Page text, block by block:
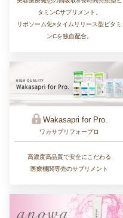
タミンCサプリメント。
リポソーム化×タイムリリース型ビタミ
ンCを独自配合。
Wakasapri for Pro.
ワカサプリフォープロ
高濃度高品質で安全にこだわる
医療機関専売のサプリメント